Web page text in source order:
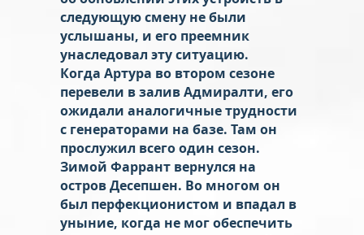
следующую смену не были
услышаны, и его преемник
унаследовал эту ситуацию.
Когда Артура во втором сезоне
перевели в залив Адмиралти, его
ожидали аналогичные трудности
с генераторами на базе. Там он
прослужил всего один сезон.
Зимой Фаррант вернулся на
остров Десепшен. Во многом он
был перфекционистом и впадал в
уныние, когда не мог обеспечить